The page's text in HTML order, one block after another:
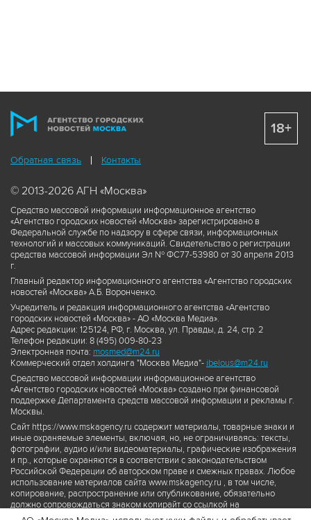
Обратная связь Контакты
© 2013-2026 АГН «Москва»
Средство массовой информации информационное агентство
«Агентство городских новостей «Москва» зарегистрировано в
Федеральной службе по надзору в сфере связи, информационных
технологий и массовых коммуникаций. Свидетельство о регистрации
средства массовой информации Эл № ФС77-53980 от 30 апреля 2013
г.
Главный редактор информационного агентства «Агентство городских
новостей «Москва» А.Б. Воронченко.
Учредитель и редакция информационного агентства «Агентство
городских новостей «Москва» - АО «Москва Медиа».
Адрес редакции: 125124, РФ, г. Москва, ул. Правды, д. 24, стр. 2
Телефон редакции: 8 (495) 009-80-23
Электронная почта: mosmed@m24.ru
Коммерческий отдел холдинга "Москва Медиа"- ibelous@m24.ru
Средство массовой информации информационное агентство
«Агентство городских новостей «Москва» создано при финансовой
поддержке Департамента средств массовой информации и рекламы г.
Москвы.
Сайт https://www.mskagency.ru содержит материалы, товарные знаки и
иные охраняемые элементы, включая, но, не ограничиваясь: тексты,
фотографии, аудио и/или видеоматериалы, графические изображения
и пр., которые охраняются в соответствии с законодательством
Российской Федерации об авторском праве и смежных правах. Любое
использование материалов сайта www.mskagency.ru , в том числе,
копирование, распространение или опубликование, обязательно
должно сопровождаться знаком копирайт со ссылкой на
правообладателя © АО «Москва Медиа», а также гиперссылкой на сайт
18+